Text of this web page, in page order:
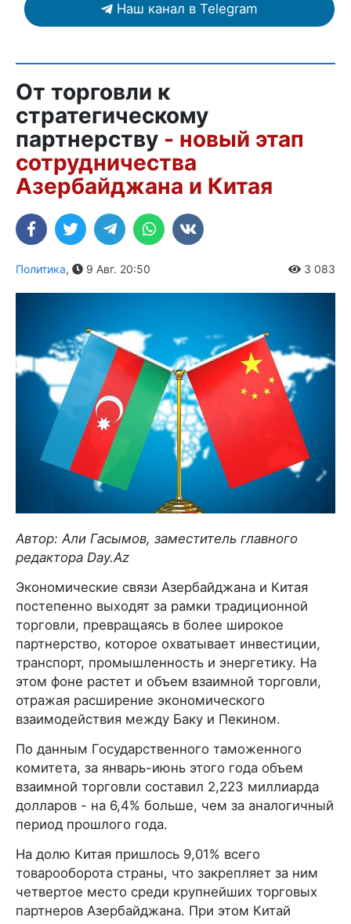
Наш канал в Telegram
От торговли к
стратегическому
партнерству - новый этап
сотрудничества
Азербайджана и Китая
Политика, 9 Авг. 20:50 3 083
Автор: Али Гасымов, заместитель главного
редактора Day.Az
Экономические связи Азербайджана и Китая
постепенно выходят за рамки традиционной
торговли, превращаясь в более широкое
партнерство, которое охватывает инвестиции,
транспорт, промышленность и энергетику. На
этом фоне растет и объем взаимной торговли,
отражая расширение экономического
взаимодействия между Баку и Пекином.
По данным Государственного таможенного
комитета, за январь-июнь этого года объем
взаимной торговли составил 2,223 миллиарда
долларов - на 6,4% больше, чем за аналогичный
период прошлого года.
На долю Китая пришлось 9,01% всего
товарооборота страны, что закрепляет за ним
четвертое место среди крупнейших торговых
партнеров Азербайджана. При этом Китай